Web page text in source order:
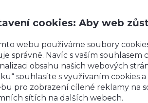
podlah.
(nožky 15 cm). Sokly 10 cm na
budeme vás kontaktovat kvůli
cookies: Aby web
webu používáme soubory
správně. Navíc s vaším souhlasem
obsahu našich webových
souhlasíte s využívaním cookies
pro zobrazení cílené reklamy na
sítích na dalších webech.